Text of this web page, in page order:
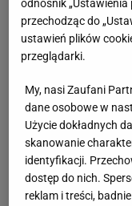
odnośnik
przechodząc do
ustawień plików
przeglądarki.
My, nasi Zaufani
dane osobowe w
Użycie dokładnych
skanowanie
identyfikacji.
dostęp do nich.
reklam i treści,